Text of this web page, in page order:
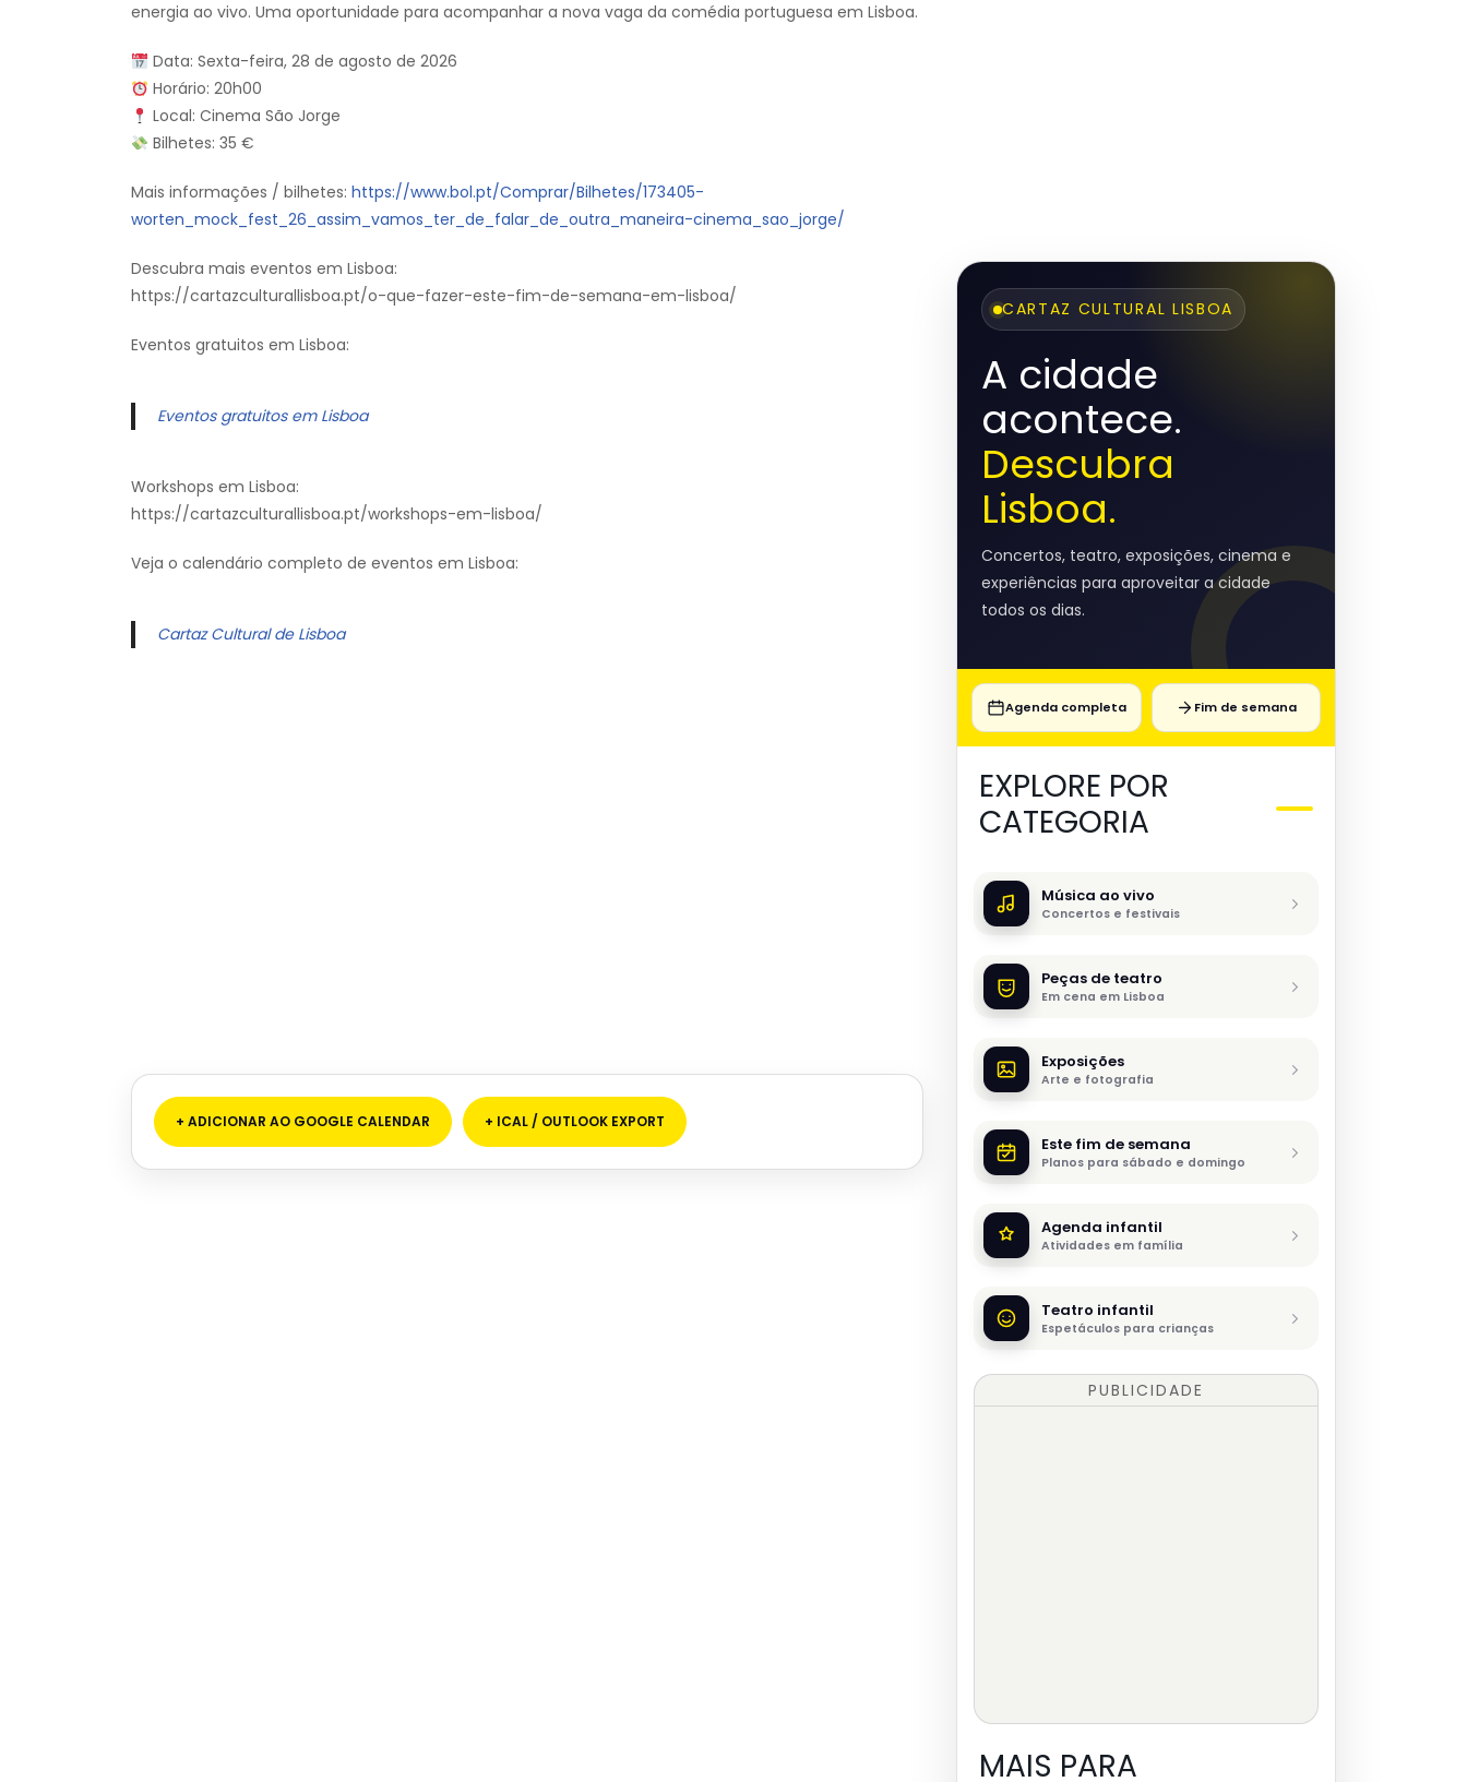
energia ao vivo. Uma oportunidade para acompanhar a nova vaga da comédia portuguesa em Lisboa.
Data: Sexta-feira, 28 de agosto de 2026
Horário: 20h00
Local: Cinema São Jorge
Bilhetes: 35 €
Mais informações / bilhetes: https://www.bol.pt/Comprar/Bilhetes/173405-
worten_mock_fest_26_assim_vamos_ter_de_falar_de_outra_maneira-cinema_sao_jorge/
Descubra mais eventos em Lisboa:
https://cartazculturallisboa.pt/o-que-fazer-este-fim-de-semana-em-lisboa/
Eventos gratuitos em Lisboa:
Eventos gratuitos em Lisboa
Workshops em Lisboa:
https://cartazculturallisboa.pt/workshops-em-lisboa/
Veja o calendário completo de eventos em Lisboa:
Cartaz Cultural de Lisboa
+ ADICIONAR AO GOOGLE CALENDAR + ICAL / OUTLOOK EXPORT
CARTAZ CULTURAL LISBOA
A cidade
acontece.
Descubra
Lisboa.
Concertos, teatro, exposições, cinema e
experiências para aproveitar a cidade
todos os dias.
Agenda completa Fim de semana
EXPLORE POR
CATEGORIA
Música ao vivo
Concertos e festivais
Peças de teatro
Em cena em Lisboa
Exposições
Arte e fotografia
Este fim de semana
Planos para sábado e domingo
Agenda infantil
Atividades em família
Teatro infantil
Espetáculos para crianças
PUBLICIDADE
MAIS PARA